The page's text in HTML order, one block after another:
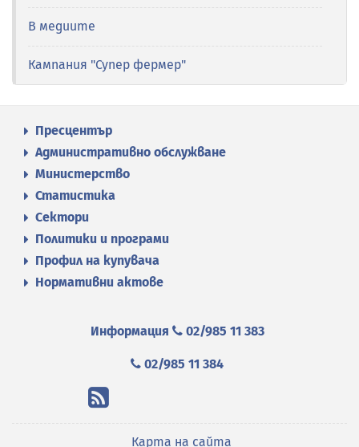
В медиите
Кампания "Супер фермер"
Пресцентър
Административно обслужване
Министерство
Статистика
Сектори
Политики и програми
Профил на купувача
Нормативни актове
Информация 02/985 11 383
02/985 11 384
Карта на сайта